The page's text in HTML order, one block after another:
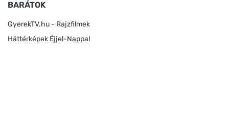
BARÁTOK
GyerekTV.hu - Rajzfilmek
Háttérképek Éjjel-Nappal